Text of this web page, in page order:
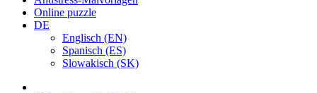
Online puzzle
DE
Englisch (EN)
Spanisch (ES)
Slowakisch (SK)